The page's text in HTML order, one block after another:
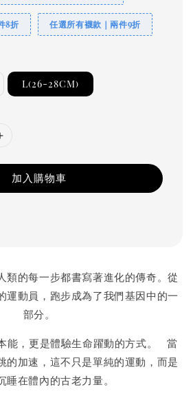
8折 任選所有襪款｜兩件9折
L(26-28CM)
加入購物車
類的每一步都書寫著進化的傳奇。從
運動員，跑步成為了我們基因中的一
部分。
能，更是體驗生命躍動的方式。 當
的加速，這不只是單純的運動，而是
睡在體內的古老力量。